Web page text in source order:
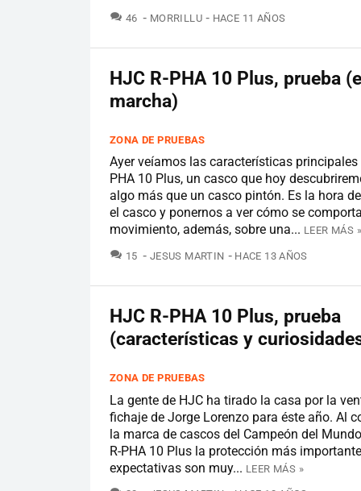
46 COMENTARIOS
MORRILLU HACE 11 AÑOS
HJC R-PHA 10 Plus, prueba
marcha)
ZONA DE PRUEBAS
Ayer veíamos las características principales
PHA 10 Plus, un casco que hoy
algo más que un casco pintón. Es la hora
el casco y ponernos a ver cómo se
movimiento, además, sobre una... LEER MÁS »
15 COMENTARIOS
JESUS MARTIN HACE 13 AÑOS
HJC R-PHA 10 Plus, prueba
(características y
ZONA DE PRUEBAS
La gente de HJC ha tirado la casa por la
fichaje de Jorge Lorenzo para éste año. Al
la marca de cascos del Campeón del
R-PHA 10 Plus la protección más
expectativas son muy... LEER MÁS »